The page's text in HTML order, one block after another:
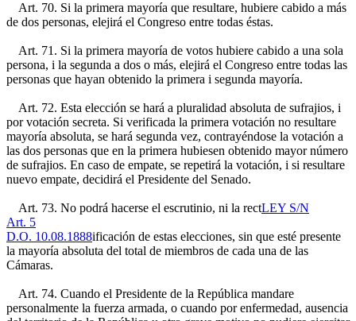
Art. 70. Si la primera mayoría que resultare, hubiere cabido a más
de dos personas, elejirá el Congreso entre todas éstas.
Art. 71. Si la primera mayoría de votos hubiere cabido a una sola
persona, i la segunda a dos o más, elejirá el Congreso entre todas las
personas que hayan obtenido la primera i segunda mayoría.
Art. 72. Esta elección se hará a pluralidad absoluta de sufrajios, i
por votación secreta. Si verificada la primera votación no resultare
mayoría absoluta, se hará segunda vez, contrayéndose la votación a
las dos personas que en la primera hubiesen obtenido mayor número
de sufrajios. En caso de empate, se repetirá la votación, i si resultare
nuevo empate, decidirá el Presidente del Senado.
Art. 73. No podrá hacerse el escrutinio, ni la rectLEY S/N
Art. 5
D.O. 10.08.1888ificación de estas elecciones, sin que esté presente
la mayoría absoluta del total de miembros de cada una de las
Cámaras.
Art. 74. Cuando el Presidente de la República mandare
personalmente la fuerza armada, o cuando por enfermedad, ausencia